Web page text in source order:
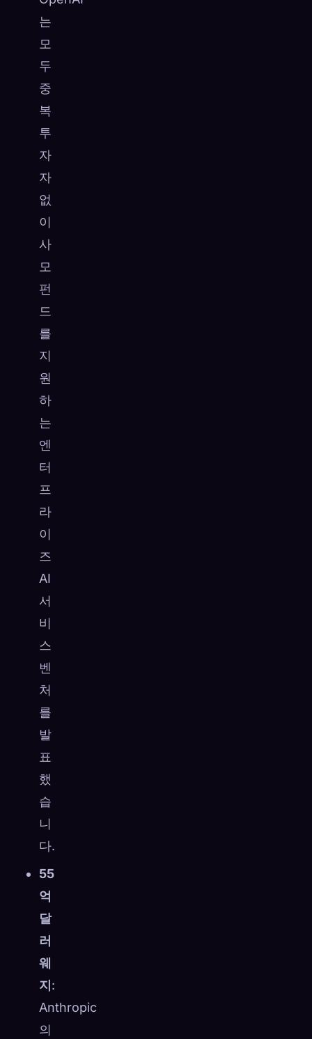
는
모
두
중
복
투
자
자
없
이
사
모
펀
드
를
지
원
하
는
엔
터
프
라
이
즈
AI
서
비
스
벤
처
를
발
표
했
습
니
다.
55
억
달
러
웨
지 :
Anthropic
의